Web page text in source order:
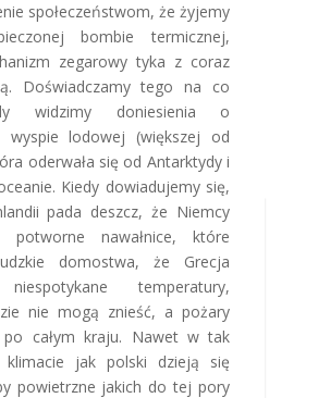
społeczeństwom, że żyjemy
bombie termicznej,
zegarowy tyka z coraz
Doświadczamy tego na co
widzimy doniesienia o
wyspie lodowej (większej od
oderwała się od Antarktydy i
Kiedy dowiadujemy się,
pada deszcz, że Niemcy
potworne nawałnice, które
domostwa, że Grecja
temperatury,
nie mogą znieść, a pożary
całym kraju. Nawet w tak
klimacie jak polski dzieją się
powietrzne jakich do tej pory